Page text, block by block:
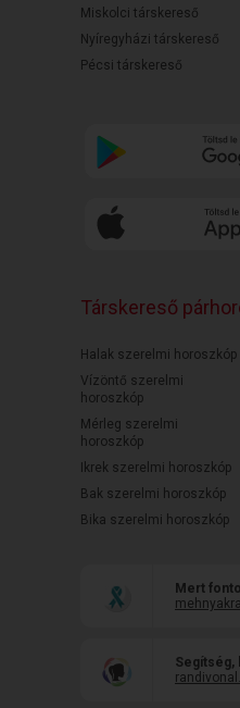
Miskolci társkereső
Nyíregyházi társkereső
Pécsi társkereső
Társkereső
Halak szerelmi horoszkóp
Vízöntő szerelmi
horoszkóp
Mérleg szerelmi
horoszkóp
Ikrek szerelmi horoszkóp
Bak szerelmi horoszkóp
Bika szerelmi horoszkóp
Mert
Segítség,